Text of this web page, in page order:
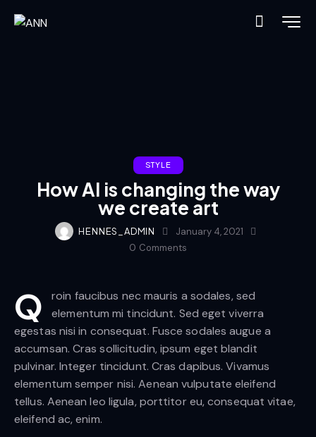
STYLE
How AI is changing the way
we create art
HENNES_ADMIN
January 4, 2021
0 Comments
Q
roin faucibus nec mauris a sodales, sed
elementum mi tincidunt. Sed eget viverra
egestas nisi in consequat. Fusce sodales augue a
accumsan. Cras sollicitudin, ipsum eget blandit
pulvinar. Integer tincidunt. Cras dapibus. Vivamus
elementum semper nisi. Aenean vulputate eleifend
tellus. Aenean leo ligula, porttitor eu, consequat vitae,
eleifend ac, enim.